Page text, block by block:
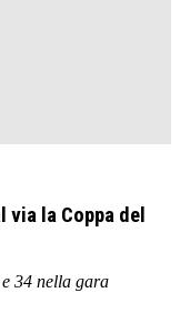
la Coppa del
34 nella gara